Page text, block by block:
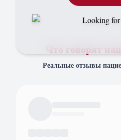
Что говорят
Реальные отзывы